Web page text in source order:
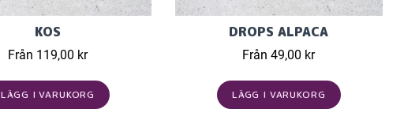
KOS
Från 119,00 kr
LÄGG I VARUKORG
DROPS ALPACA
Från 49,00 kr
LÄGG I VARUKORG